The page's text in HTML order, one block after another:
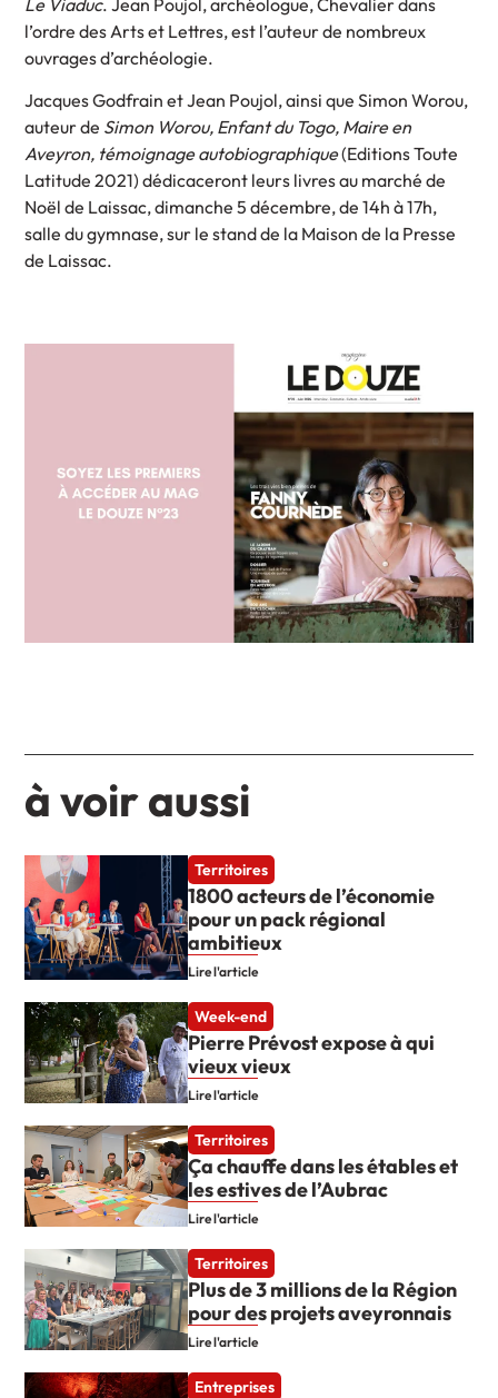
l’ordre des Arts et Lettres, est l’auteur de nombreux
ouvrages d’archéologie.
Jacques Godfrain et Jean Poujol, ainsi que Simon Worou,
auteur de Simon Worou, Enfant du Togo, Maire en
Aveyron, témoignage autobiographique(Editions Toute
Latitude 2021) dédicaceront leurs livres au marché de
Noël de Laissac, dimanche 5 décembre, de 14h à 17h,
salle du gymnase, sur le stand de la Maison de la Presse
de Laissac.
à voir aussi
Territoires
1800 acteurs de l’économie
pour un pack régional
ambitieux
Lire l'article
Week-end
Pierre Prévost expose à qui
vieux vieux
Lire l'article
Territoires
Ça chauffe dans les étables et
les estives de l’Aubrac
Lire l'article
Territoires
Plus de 3 millions de la Région
pour des projets aveyronnais
Lire l'article
Entreprises